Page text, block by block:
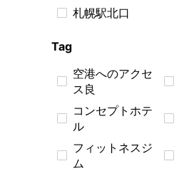
札幌駅北口
Tag
空港へのアクセ
ス良
コンセプトホテ
ル
フィットネスジ
ム